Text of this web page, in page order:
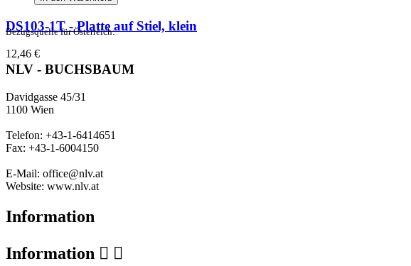
DS103-1T - Platte auf Stiel, klein
12,46 €
Bezugsquelle für Österreich:
NLV - BUCHSBAUM
Davidgasse 45/31
1100 Wien
Telefon: +43-1-6414651
Fax: +43-1-6004150
E-Mail: office@nlv.at
Website: www.nlv.at
Information
Information  